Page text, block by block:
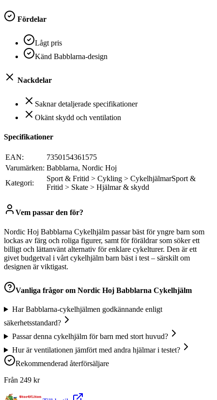
Fördelar
Lågt pris
Känd Babblarna-design
Nackdelar
Saknar detaljerade specifikationer
Okänt skydd och ventilation
Specifikationer
EAN:
7350154361575
Varumärken: Babblarna, Nordic Hoj
Kategori:
Sport & Fritid > Cykling > CykelhjälmarSport &
Fritid > Skate > Hjälmar & skydd
Vem passar den för?
Nordic Hoj Babblarna Cykelhjälm passar bäst för yngre barn som
lockas av färg och roliga figurer, samt för föräldrar som söker ett
billigt och lättanvänt alternativ för enklare cykelturer. Den är ett
givet budgetval i vårt cykelhjälm barn bäst i test – särskilt om
designen är viktigast.
Vanliga frågor om Nordic Hoj Babblarna Cykelhjälm
Har Babblarna-cykelhjälmen godkännande enligt
säkerhetsstandard?
Passar denna cykelhjälm för barn med stort huvud?
Hur är ventilationen jämfört med andra hjälmar i testet?
Rekommenderad återförsäljare
Från 249 kr